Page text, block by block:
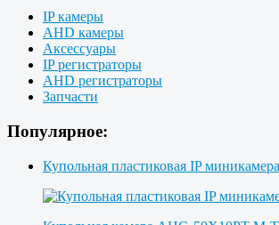
IP камеры
AHD камеры
Аксессуары
IP регистраторы
AHD регистраторы
Запчасти
Популярное:
Купольная пластиковая IP